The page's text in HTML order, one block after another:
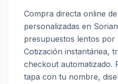
Compra directa online
personalizadas en
presupuestos lentos por
Cotización instantánea,
checkout automatizado.
tapa con tu nombre,